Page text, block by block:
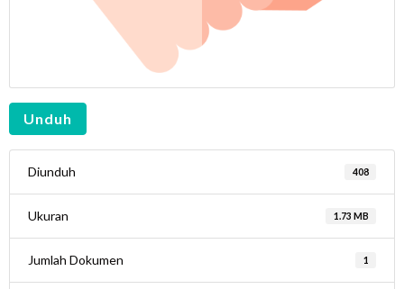
Unduh
Diunduh 408
Ukuran 1.73 MB
Jumlah Dokumen 1